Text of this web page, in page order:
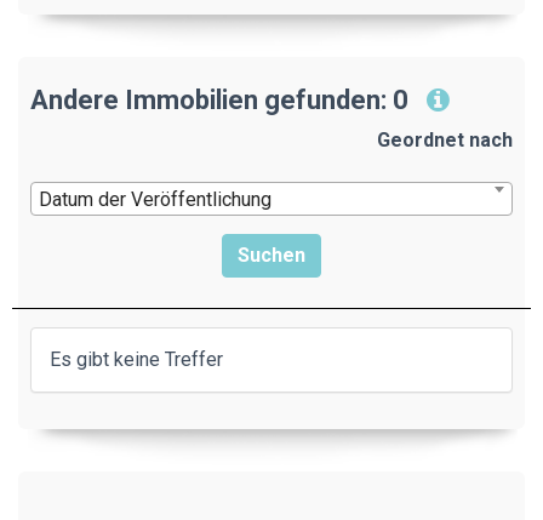
Andere Immobilien gefunden: 0
Geordnet nach
Datum der Veröffentlichung
Es gibt keine Treffer